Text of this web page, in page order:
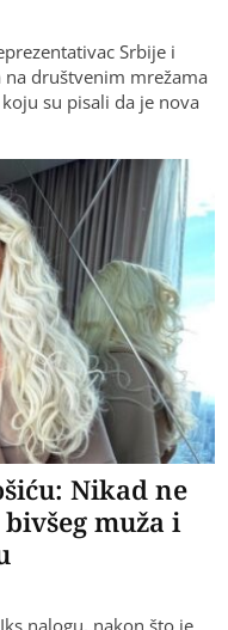
Srbije i
društvenim mrežama
su pisali da je nova
Nikad ne
muža i